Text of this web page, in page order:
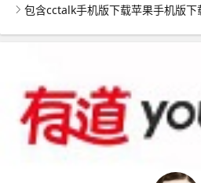
包含cctalk手机版下载苹果手机版下